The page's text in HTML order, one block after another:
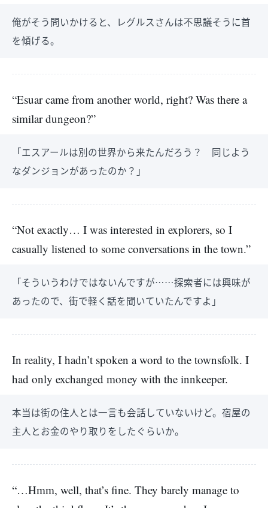
俺がそう問いかけると、レグルスさんは不思議そうに首
を傾げる。
“Esuar came from another world, right? Was there a
similar dungeon?”
「エスアールは別の世界から来たんだろう？ 同じよう
なダンジョンがあったのか？」
“Not exactly… I was interested in explorers, so I
casually listened to some conversations in the town.”
「そういうわけではないんですが……探索者には興味が
あったので、街で軽く話を聞いていたんですよ」
In reality, I hadn’t spoken a word to the townsfolk. I
had only exchanged money with the innkeeper.
本当は街の住人とは一言も会話していないけど。宿屋の
主人とお金のやり取りをしたぐらいか。
“…Hmm, well, that’s fine. They barely manage to